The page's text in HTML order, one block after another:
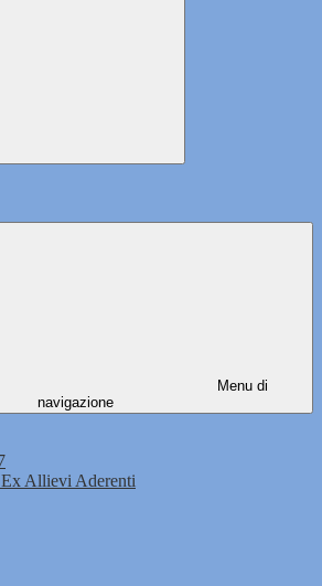
Menu di
navigazione
Allievi Aderenti